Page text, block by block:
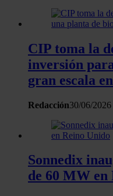
sociales y analizar el
información sobre el
web, quienes pueden
que les haya
partir del uso que haya
CIP toma la
inversión
gran escala
Redacción30/06/2026
Sonnedix
de 60 MW en